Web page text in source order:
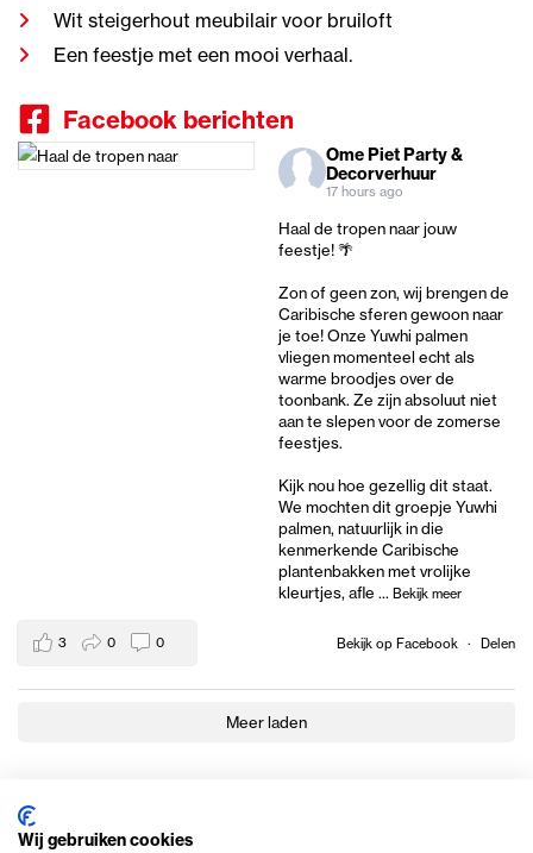
Wit steigerhout meubilair voor bruiloft
Een feestje met een mooi verhaal.
Facebook berichten
Ome Piet Party &
Decorverhuur
17 hours ago
Haal de tropen naar jouw
feestje! 🌴
Zon of geen zon, wij brengen de
Caribische sferen gewoon naar
je toe! Onze Yuwhi palmen
vliegen momenteel echt als
warme broodjes over de
toonbank. Ze zijn absoluut niet
aan te slepen voor de zomerse
feestjes.
Kijk nou hoe gezellig dit staat.
We mochten dit groepje Yuwhi
palmen, natuurlijk in die
kenmerkende Caribische
plantenbakken met vrolijke
kleurtjes, afle ... Bekijk meer
Bekijk op Facebook · Delen
3 0 0
Meer laden
Wij gebruiken cookies